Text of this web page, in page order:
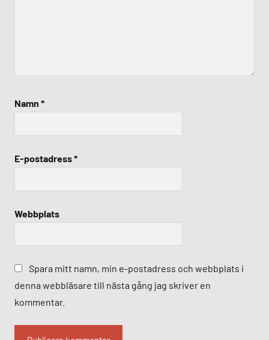
Namn *
E-postadress*
Webbplats
Spara mitt namn, min e-postadress och webbplats i
denna webbläsare till nästa gång jag skriver en
kommentar.